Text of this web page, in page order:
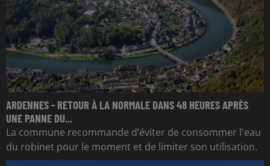
ARDENNES - RETOUR À LA NORMALE DANS 48 HEURES APRÈS
UNE PANNE DU...
La commune recommande d’éviter de consommer l'eau
du robinet pour le moment et de limiter son utilisation.